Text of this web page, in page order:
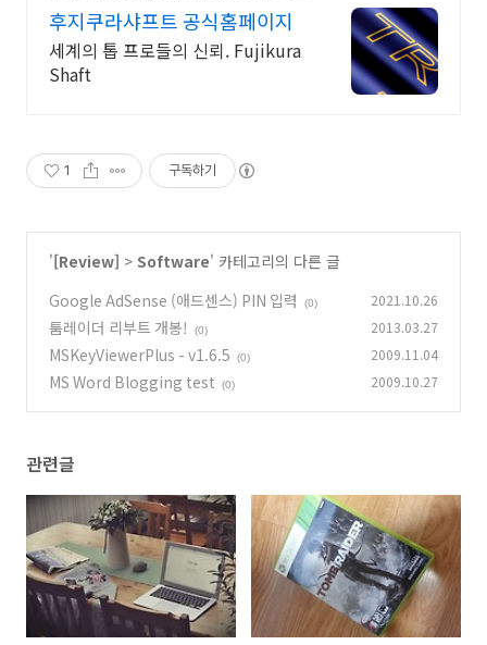
후지쿠라샤프트 공식홈페이지
세계의 톱 프로들의 신뢰. Fujikura
Shaft
1 구독하기
'[Review] > Software' 카테고리의 다른 글
Google AdSense (애드센스) PIN 입력
(0) 2021.10.26
툼레이더 리부트 개봉! (0) 2013.03.27
MSKeyViewerPlus - v1.6.5 (0) 2009.11.04
MS Word Blogging test (0) 2009.10.27
관련글